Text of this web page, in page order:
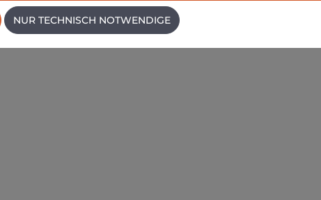
Tisch-Ständer, aber auch für Wandbefestigung.
NUR TECHNISCH NOTWENDIGE